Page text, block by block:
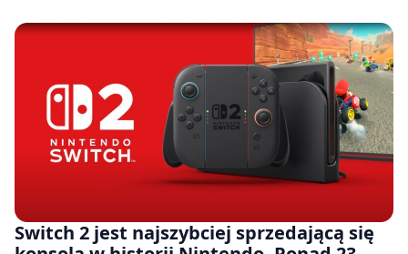
Switch 2 jest najszybciej sprzedającą się